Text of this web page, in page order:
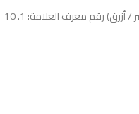
موجه: الاهتزاز مع ضوء LED ملون (أحمر / أخضر / أزرق) رقم معرف العلامة: 1. 10